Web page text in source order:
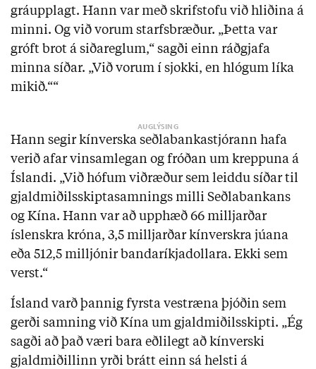
gráupplagt. Hann var með skrifstofu við hliðina á
minni. Og við vorum starfsbræður. „Þetta var
gróft brot á siðareglum,“ sagði einn ráðgjafa
minna síðar. „Við vorum í sjokki, en hlógum líka
mikið.““
Hann segir kínverska seðlabankastjórann hafa
verið afar vinsamlegan og fróðan um kreppuna á
Íslandi. „Við hófum viðræður sem leiddu síðar til
gjaldmiðilsskiptasamnings milli Seðlabankans
og Kína. Hann var að upphæð 66 milljarðar
íslenskra króna, 3,5 milljarðar kínverskra júana
eða 512,5 milljónir bandaríkjadollara. Ekki sem
verst.“
Ísland varð þannig fyrsta vestræna þjóðin sem
gerði samning við Kína um gjaldmiðilsskipti. „Ég
sagði að það væri bara eðlilegt að kínverski
gjaldmiðillinn yrði brátt einn sá helsti á